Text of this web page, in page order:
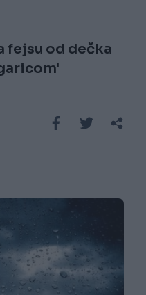
fejsu od dečka